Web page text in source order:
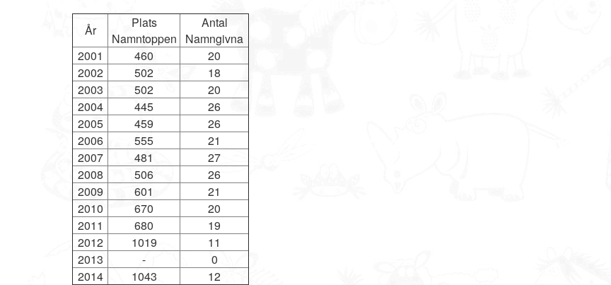
År
Plats
Namntoppen
Antal
Namngivna
2001
460
20
2002
502
18
2003
502
20
2004
445
26
2005
459
26
2006
555
21
2007
481
27
2008
506
26
2009
601
21
2010
670
20
2011
680
19
2012
1019
11
2013
-
0
2014
1043 12